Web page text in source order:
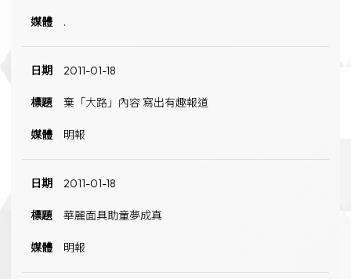
.
2011-01-18
棄「大路」內容 寫出有趣報道
明報
2011-01-18
華麗面具助童夢成真
明報